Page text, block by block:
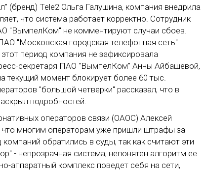
Tele2 Ольга Галушина, компания внедрила
что система работает корректно. Сотрудник
"ВымпелКом" не комментируют случаи сбоев.
"Московская городская телефонная сеть"
период компания не зафиксировала
секретаря ПАО "ВымпелКом" Анны Айбашевой,
текущий момент блокирует более 60 тыс.
"большой четверки" рассказал, что в
подробностей.
операторов связи (ОАОС) Алексей
многим операторам уже пришли штрафы за
обратились в суды, так как считают эти
- непрозрачная система, непонятен алгоритм ее
аппаратный комплекс поведет себя на сети,